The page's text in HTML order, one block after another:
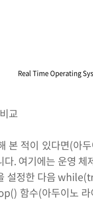
Real Time Operating
교
본 적이 있다면(아
. 여기에는 운영
설정한 다음
함수(아두이노